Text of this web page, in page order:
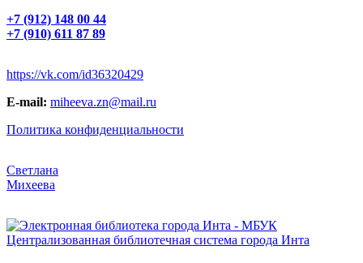
+7 (912) 148 00 44
+7 (910) 611 87 89
https://vk.com/id36320429
Е-mail: miheeva.zn@mail.ru
Политика конфиденциальности
Светлана
Михеева